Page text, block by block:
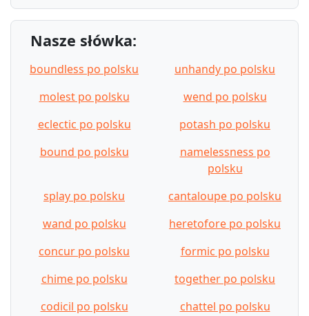
Nasze słówka:
boundless po polsku
unhandy po polsku
molest po polsku
wend po polsku
eclectic po polsku
potash po polsku
bound po polsku
namelessness po
polsku
splay po polsku
cantaloupe po polsku
wand po polsku
heretofore po polsku
concur po polsku
formic po polsku
chime po polsku
together po polsku
codicil po polsku
chattel po polsku